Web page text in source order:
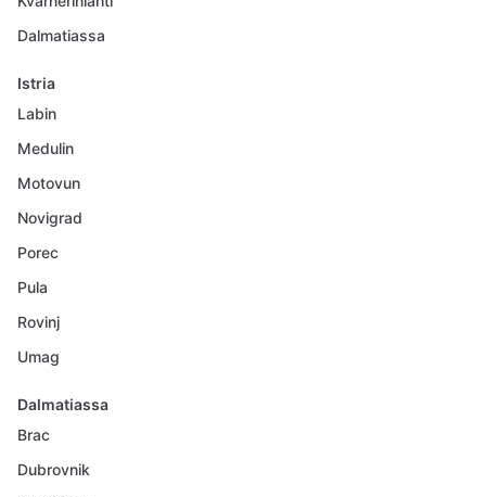
Dalmatiassa
Istria
Labin
Medulin
Motovun
Novigrad
Porec
Pula
Rovinj
Umag
Dalmatiassa
Brac
Dubrovnik